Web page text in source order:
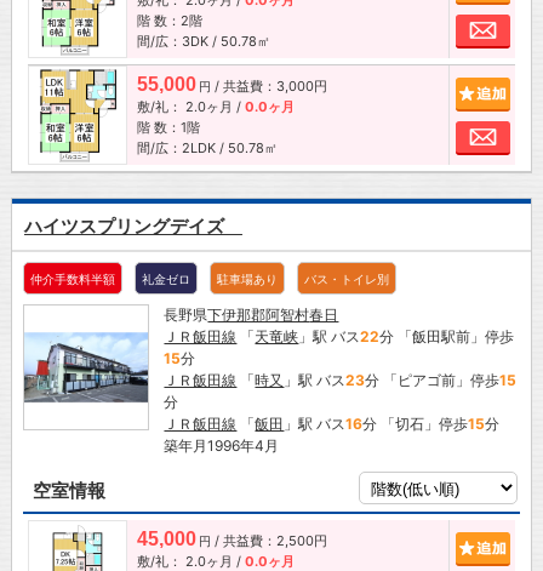
階 数：2階
間/広：3DK / 50.78㎡
お
55,000 円 / 共益費：3,000円
敷/礼： 2.0ヶ月 / 0.0ヶ月
階 数：1階
間/広：2LDK / 50.78㎡
お
ハイツスプリングデイズ
仲介手数料半額 礼金ゼロ 駐車場あり バス・トイレ別
長野県下伊那郡阿智村春日
ＪＲ飯田線 「天竜峡 」駅 バス22分 「飯田駅前」停歩
15分
ＪＲ飯田線 「時又 」駅 バス23分 「ピアゴ前」停歩15
分
ＪＲ飯田線 「飯田 」駅 バス16分 「切石」停歩15分
築年月1996年4月
空室情報
45,000 円 / 共益費：2,500円
敷/礼： 2.0ヶ月 / 0.0ヶ月